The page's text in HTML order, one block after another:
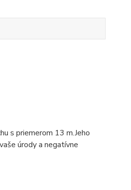
s priemerom 13 m.Jeho
úrody a negatívne